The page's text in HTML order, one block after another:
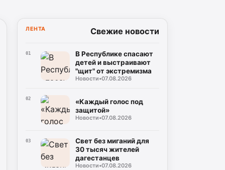
ЛЕНТА Свежие новости
01
В Республике спасают
детей и выстраивают
"щит" от экстремизма
Новости•07.08.2026
02
«Каждый голос под
защитой»
Новости•07.08.2026
03
Свет без миганий для
30 тысяч жителей
дагестанцев
Новости•07.08.2026